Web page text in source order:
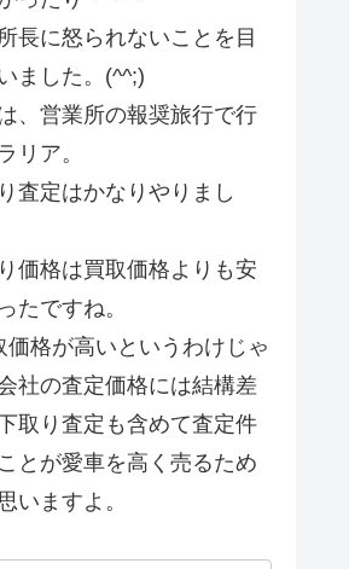
長に怒られないことを目
ました。(^^;)
、営業所の報奨旅行で行
リア。
査定はかなりやりまし
価格は買取価格よりも安
たですね。
価格が高いというわけじゃ
社の査定価格には結構差
取り査定も含めて査定件
とが愛車を高く売るため
いますよ。